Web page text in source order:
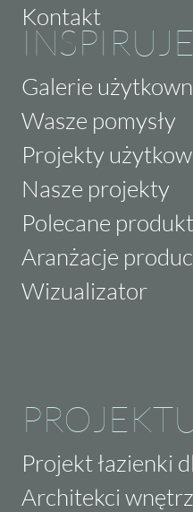
Kontakt
Galerie
Wasze pomysły
Projekty
Nasze projekty
Polecane
Aranżacje
Wizualizator
Projekt łazienki
Architekci wnętrz